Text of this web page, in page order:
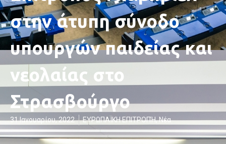
στην άτυπη σύνοδο
υπουργών παιδείας και
νεολαίας στο
Στρασβούργο
31 Ιανουαρίου, 2022 ΕΥΡΩΠΑΪΚΗ ΕΠΙΤΡΟΠΉ,Νέα